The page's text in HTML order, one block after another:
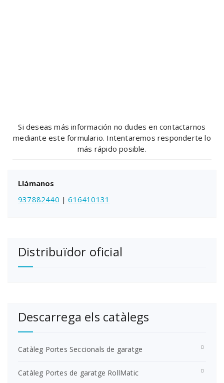
Si deseas más información no dudes en contactarnos
mediante este formulario. Intentaremos responderte lo
más rápido posible.
Llámanos
937882440 |616410131
Distribuïdor oficial
Descarrega els catàlegs
Catàleg Portes Seccionals de garatge
Catàleg Portes de garatge RollMatic